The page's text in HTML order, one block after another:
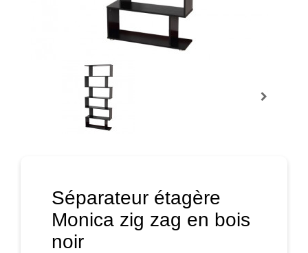
Séparateur étagère
Monica zig zag en bois
noir